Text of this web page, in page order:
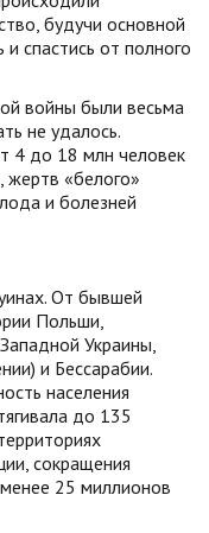
будучи основной
спастись от полного
войны были весьма
не удалось.
4 до 18 млн человек
жертв «белого»
и болезней
От бывшей
Польши,
Украины,
и Бессарабии.
населения
до 135
сокращения
25 миллионов